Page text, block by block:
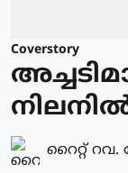
Coverstory
റൈറ്റ്